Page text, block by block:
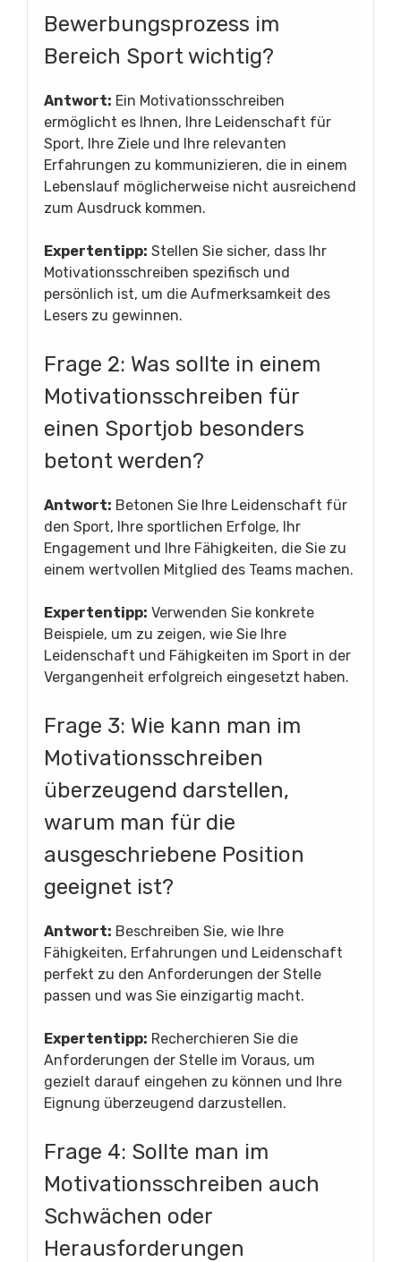
Bewerbungsprozess im
Bereich Sport wichtig?
Antwort: Ein Motivationsschreiben
ermöglicht es Ihnen, Ihre Leidenschaft für
Sport, Ihre Ziele und Ihre relevanten
Erfahrungen zu kommunizieren, die in einem
Lebenslauf möglicherweise nicht ausreichend
zum Ausdruck kommen.
Expertentipp: Stellen Sie sicher, dass Ihr
Motivationsschreiben spezifisch und
persönlich ist, um die Aufmerksamkeit des
Lesers zu gewinnen.
Frage 2: Was sollte in einem
Motivationsschreiben für
einen Sportjob besonders
betont werden?
Antwort: Betonen Sie Ihre Leidenschaft für
den Sport, Ihre sportlichen Erfolge, Ihr
Engagement und Ihre Fähigkeiten, die Sie zu
einem wertvollen Mitglied des Teams machen.
Expertentipp: Verwenden Sie konkrete
Beispiele, um zu zeigen, wie Sie Ihre
Leidenschaft und Fähigkeiten im Sport in der
Vergangenheit erfolgreich eingesetzt haben.
Frage 3: Wie kann man im
Motivationsschreiben
überzeugend darstellen,
warum man für die
ausgeschriebene Position
geeignet ist?
Antwort: Beschreiben Sie, wie Ihre
Fähigkeiten, Erfahrungen und Leidenschaft
perfekt zu den Anforderungen der Stelle
passen und was Sie einzigartig macht.
Expertentipp: Recherchieren Sie die
Anforderungen der Stelle im Voraus, um
gezielt darauf eingehen zu können und Ihre
Eignung überzeugend darzustellen.
Frage 4: Sollte man im
Motivationsschreiben auch
Schwächen oder
Herausforderungen